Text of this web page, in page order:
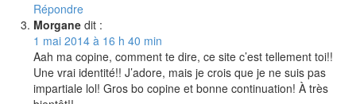
Répondre
Morgane dit :
1 mai 2014 à 16 h 40 min
Aah ma copine, comment te dire, ce site c’est tellement toi!!
Une vrai identité!! J’adore, mais je crois que je ne suis pas
impartiale lol! Gros bo copine et bonne continuation! À très